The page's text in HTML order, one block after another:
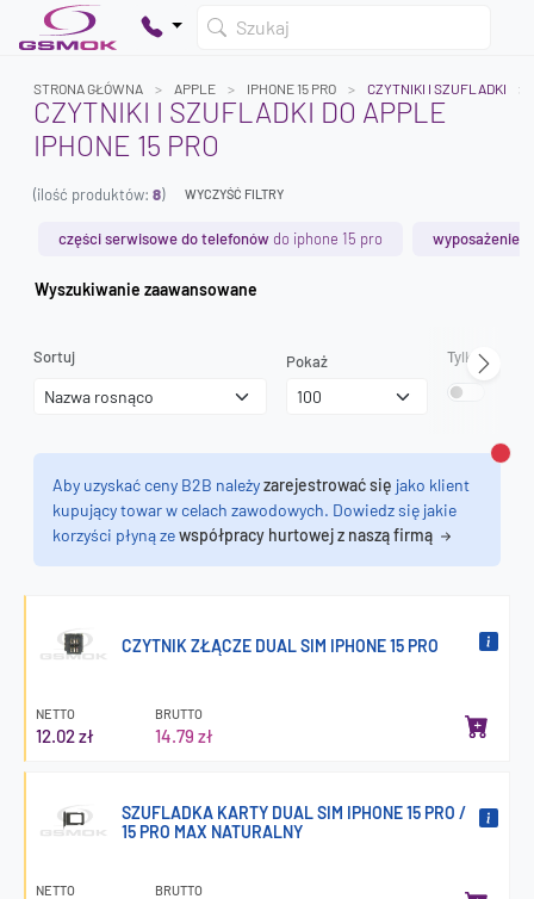
Szukaj
Dodaj produkty, aby kontynuować.
STRONA GŁÓWNA APPLE IPHONE 15 PRO CZYTNIKI I SZUFLADKI
CZYTNIKI I SZUFLADKI DO APPLE
IPHONE 15 PRO
(ilość produktów: 8) WYCZYŚĆ FILTRY
części serwisowe do telefonów do iphone 15 pro wyposażenie
Wyszukiwanie zaawansowane
Sortuj Pokaż Tylko
Aby uzyskać ceny B2B należyzarejestrować się jako klient
kupujący towar w celach zawodowych. Dowiedz się jakie
korzyści płyną zewspółpracy hurtowej z naszą firmą
CZYTNIK ZŁĄCZE DUAL SIM IPHONE 15 PRO
NETTO
12.02 zł
BRUTTO
14.79 zł
SZUFLADKA KARTY DUAL SIM IPHONE 15 PRO /
15 PRO MAX NATURALNY
NETTO BRUTTO